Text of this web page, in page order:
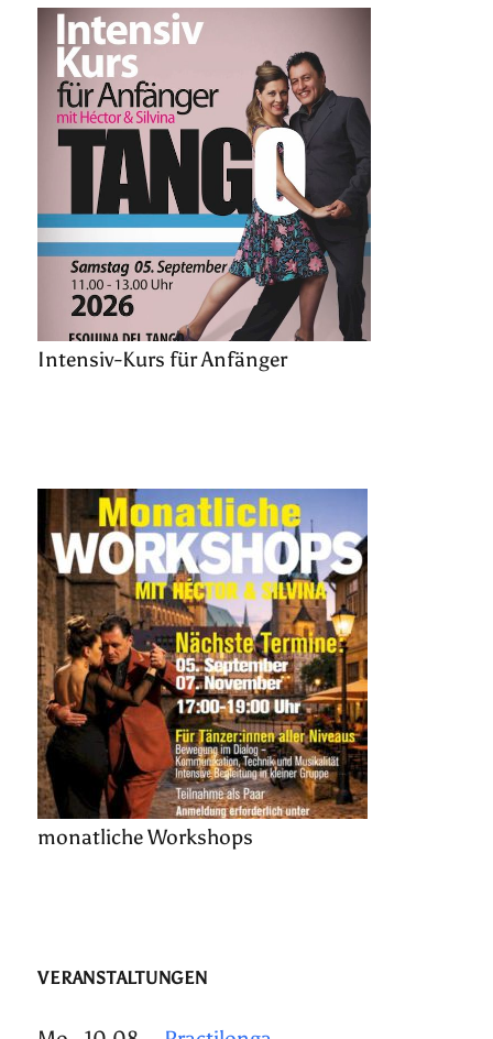
Intensiv-Kurs für Anfänger
monatliche Workshops
VERANSTALTUNGEN